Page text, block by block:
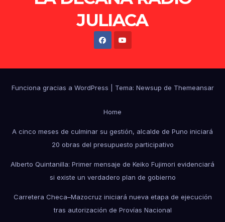
JULIACA
Funciona gracias a WordPress Tema: Newsup de Themeansar
Home
A cinco meses de culminar su gestión, alcalde de Puno iniciará
20 obras del presupuesto participativo
Alberto Quintanilla: Primer mensaje de Keiko Fujimori evidenciará
si existe un verdadero plan de gobierno
Carretera Checa–Mazocruz iniciará nueva etapa de ejecución
tras autorización de Provías Nacional